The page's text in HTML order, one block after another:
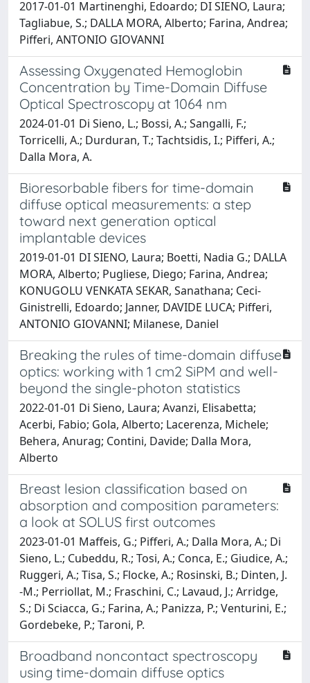
2017-01-01 Martinenghi, Edoardo; DI SIENO, Laura;
Tagliabue, S.; DALLA MORA, Alberto; Farina, Andrea;
Pifferi, ANTONIO GIOVANNI
Assessing Oxygenated Hemoglobin
Concentration by Time-Domain Diffuse
Optical Spectroscopy at 1064 nm
2024-01-01 Di Sieno, L.; Bossi, A.; Sangalli, F.;
Torricelli, A.; Durduran, T.; Tachtsidis, I.; Pifferi, A.;
Dalla Mora, A.
Bioresorbable fibers for time-domain
diffuse optical measurements: a step
toward next generation optical
implantable devices
2019-01-01 DI SIENO, Laura; Boetti, Nadia G.; DALLA
MORA, Alberto; Pugliese, Diego; Farina, Andrea;
KONUGOLU VENKATA SEKAR, Sanathana; Ceci-
Ginistrelli, Edoardo; Janner, DAVIDE LUCA; Pifferi,
ANTONIO GIOVANNI; Milanese, Daniel
Breaking the rules of time-domain diffuse
optics: working with 1 cm2 SiPM and well-
beyond the single-photon statistics
2022-01-01 Di Sieno, Laura; Avanzi, Elisabetta;
Acerbi, Fabio; Gola, Alberto; Lacerenza, Michele;
Behera, Anurag; Contini, Davide; Dalla Mora,
Alberto
Breast lesion classification based on
absorption and composition parameters:
a look at SOLUS first outcomes
2023-01-01 Maffeis, G.; Pifferi, A.; Dalla Mora, A.; Di
Sieno, L.; Cubeddu, R.; Tosi, A.; Conca, E.; Giudice, A.;
Ruggeri, A.; Tisa, S.; Flocke, A.; Rosinski, B.; Dinten, J.
-M.; Perriollat, M.; Fraschini, C.; Lavaud, J.; Arridge,
S.; Di Sciacca, G.; Farina, A.; Panizza, P.; Venturini, E.;
Gordebeke, P.; Taroni, P.
Broadband noncontact spectroscopy
using time-domain diffuse optics